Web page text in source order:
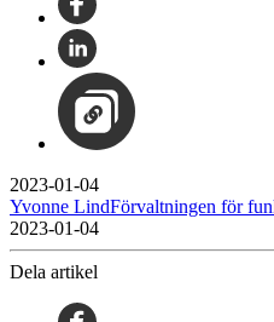
2023-01-04
Yvonne LindFörvaltningen för
2023-01-04
Dela artikel